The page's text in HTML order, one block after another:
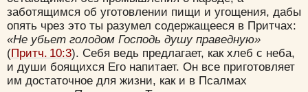
заботящимся об уготовлении пищи и угощения, дабы
опять чрез это ты разумел содержащееся в Притчах:
«Не убьет голодом Господь душу праведную»
(Притч. 10:3). Себя ведь предлагает, как хлеб с неба,
и души боящихся Его напитает. Он все приготовляет
им достаточное для жизни, как и в Псалмах